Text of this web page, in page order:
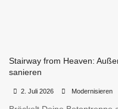
Stairway from Heaven:
sanieren
2. Juli 2026 Modernisieren